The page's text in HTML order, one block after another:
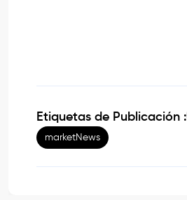
Etiquetas de Publicación :
marketNews